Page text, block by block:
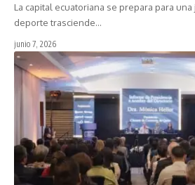
La capital ecuatoriana se prepara para
deporte trasciende…
junio 7, 2026